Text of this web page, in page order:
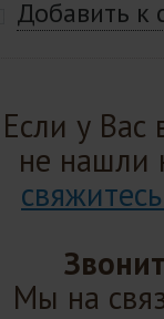
Добавить к
Если у
не нашли
Мы на